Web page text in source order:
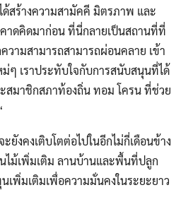
สร้างความสามัคคี มิตรภาพ และ
าดคิดมาก่อน ที่นี่กลายเป็นสถานที่ที่
ามสามารถสามารถผ่อนคลาย เข้า
ๆ เราประทับใจกับการสนับสนุนที่ได้
สมาชิกสภาท้องถิ่น ทอม โครน ที่ช่วย
งคงเติบโตต่อไปในอีกไม่กี่เดือนข้าง
ไม้เพิ่มเติม ลานบ้านและพื้นที่ปลูก
เพิ่มเติมเพื่อความมั่นคงในระยะยาว